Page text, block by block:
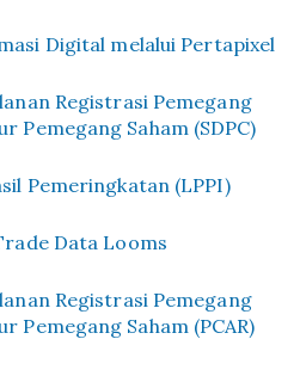
Digital melalui Pertapixel
Registrasi Pemegang
Pemegang Saham (SDPC)
Pemeringkatan (LPPI)
Data Looms
Registrasi Pemegang
Pemegang Saham (PCAR)